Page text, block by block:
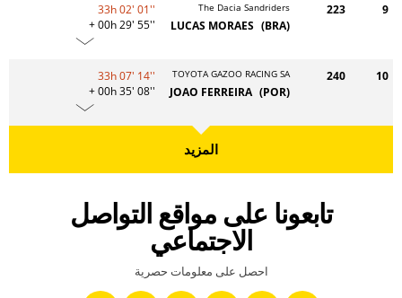
9
223
The Dacia Sandriders
(BRA)
LUCAS MORAES
33h 02' 01''
+ 00h 29' 55''
10
240
TOYOTA GAZOO RACING SA
(POR)
JOAO FERREIRA
33h 07' 14''
+ 00h 35' 08''
المزيد
تابعونا على مواقع التواصل
الاجتماعي
احصل على معلومات حصرية